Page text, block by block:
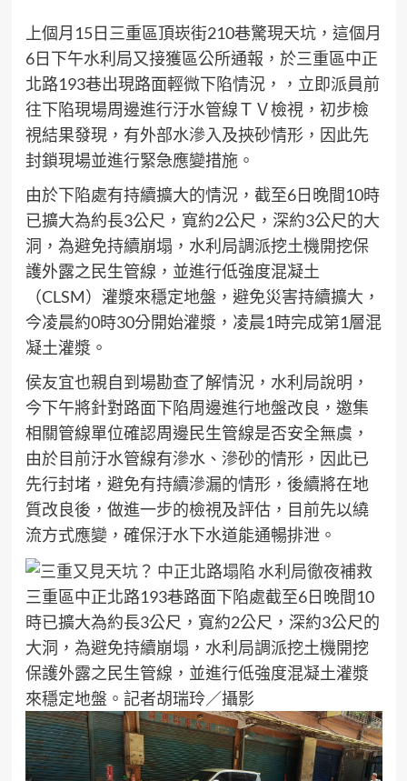
上個月15日三重區頂崁街210巷驚現天坑，這個月
6日下午水利局又接獲區公所通報，於三重區中正
北路193巷出現路面輕微下陷情況，，立即派員前
往下陷現場周邊進行汙水管線ＴＶ檢視，初步檢
視結果發現，有外部水滲入及挾砂情形，因此先
封鎖現場並進行緊急應變措施。
由於下陷處有持續擴大的情況，截至6日晚間10時
已擴大為約長3公尺，寬約2公尺，深約3公尺的大
洞，為避免持續崩塌，水利局調派挖土機開挖保
護外露之民生管線，並進行低強度混凝土
（CLSM）灌漿來穩定地盤，避免災害持續擴大，
今凌晨約0時30分開始灌漿，凌晨1時完成第1層混
凝土灌漿。
侯友宜也親自到場勘查了解情況，水利局說明，
今下午將針對路面下陷周邊進行地盤改良，邀集
相關管線單位確認周邊民生管線是否安全無虞，
由於目前汙水管線有滲水、滲砂的情形，因此已
先行封堵，避免有持續滲漏的情形，後續將在地
質改良後，做進一步的檢視及評估，目前先以繞
流方式應變，確保汙水下水道能通暢排泄。
三重區中正北路193巷路面下陷處截至6日晚間10
時已擴大為約長3公尺，寬約2公尺，深約3公尺的
大洞，為避免持續崩塌，水利局調派挖土機開挖
保護外露之民生管線，並進行低強度混凝土灌漿
來穩定地盤。記者胡瑞玲／攝影